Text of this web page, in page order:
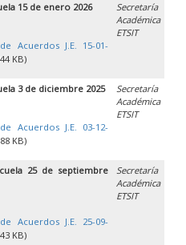
15 de enero 2026
Acuerdos J.E. 15-01-
KB)
Secretaría
Académica
ETSIT
3 de diciembre 2025
Acuerdos J.E. 03-12-
KB)
Secretaría
Académica
ETSIT
25 de septiembre
Acuerdos J.E. 25-09-
KB)
Secretaría
Académica
ETSIT